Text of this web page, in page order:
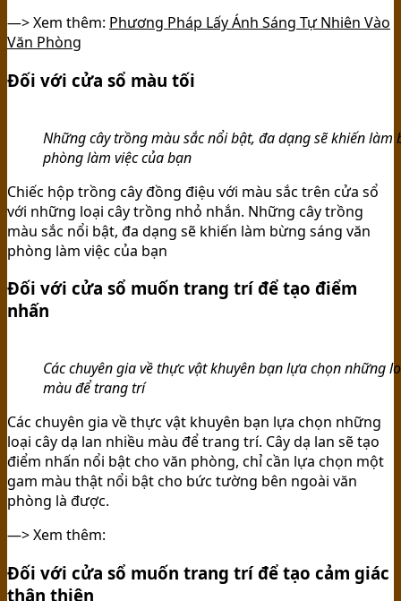
—> Xem thêm: Phương Pháp Lấy Ánh Sáng Tự Nhiên Vào
Văn Phòng
Đối với cửa sổ màu tối
Những cây trồng màu sắc nổi bật, đa dạng sẽ khiến làm
phòng làm việc của bạn
Chiếc hộp trồng cây đồng điệu với màu sắc trên cửa sổ
với những loại cây trồng nhỏ nhắn. Những cây trồng
màu sắc nổi bật, đa dạng sẽ khiến làm bừng sáng văn
phòng làm việc của bạn
Đối với cửa sổ muốn trang trí để tạo điểm
nhấn
Các chuyên gia về thực vật khuyên bạn lựa chọn những
màu để trang trí
Các chuyên gia về thực vật khuyên bạn lựa chọn những
loại cây dạ lan nhiều màu để trang trí. Cây dạ lan sẽ tạo
điểm nhấn nổi bật cho văn phòng, chỉ cần lựa chọn một
gam màu thật nổi bật cho bức tường bên ngoài văn
phòng là được.
—> Xem thêm:
Đối với cửa sổ muốn trang trí để tạo cảm giác
thân thiện